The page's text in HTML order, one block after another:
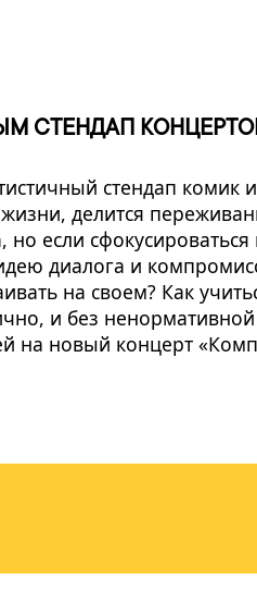
СТЕНДАП
стендап комик
делится
если
диалога и
на своем? Как
и без
на новый концерт